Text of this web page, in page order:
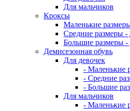
Для мальчиков
Кроксы
Маленькие
Средние размеры -
Большие размеры -
Демисезонная обувь
Для девочек
- Маленькие
- Средние
- Большие
Для мальчиков
- Маленькие